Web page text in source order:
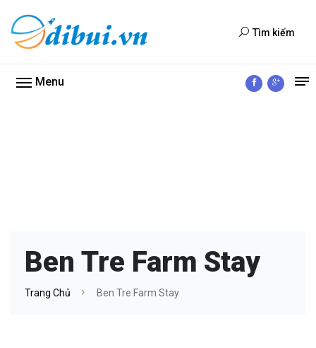
Tìm kiếm
Menu
Ben Tre Farm Stay
Trang Chủ Ben Tre Farm Stay